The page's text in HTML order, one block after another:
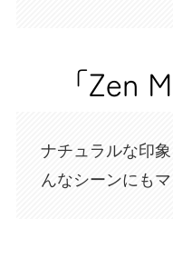
ナチュラルな印
んなシーンにもマ